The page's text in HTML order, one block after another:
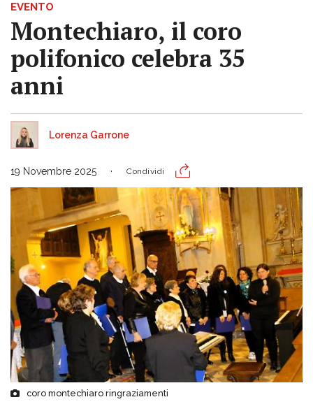
EVENTO
Montechiaro, il coro
polifonico celebra 35
anni
Lorenza Garrone
19 Novembre 2025 Condividi
coro montechiaro ringraziamenti